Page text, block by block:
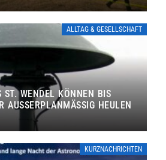
ALLTAG & GESELLSCHAFT
ST. WENDEL KÖNNEN BIS
AUSSERPLANMÄSSIG HEULEN
KURZNACHRICHTEN